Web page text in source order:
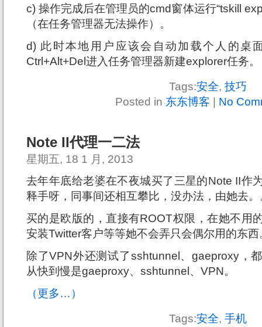
c) 操作完成后在管理员的cmd窗体运行“tskill
（在任务管理器无法操作）。
d) 此时本地用户应该会自动加载个人的桌
Ctrl+Alt+Del进入任务管理器新建explorer任务。
Tags:安全, 技巧
Posted in 东东博客 No
Note II代理一二法
星期五, 18 1 月, 2013
去年年底给老婆在不夜城买了三星的Note II作
释手呀，同事间还相互攀比，没办法，由她去。
买的是欧版的，直接有ROOT权限，在她不用
安装Twitter客户等等她不会弄只会偶尔用的东西
除了VPN外还测试了sshtunnel、gaeproxy，
从快到慢是gaeproxy、sshtunnel、VPN。
（更多…）
Tags:安全, 手机